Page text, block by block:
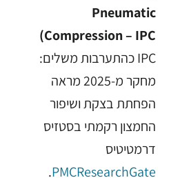
Pneumatic
Compression – IPC)
IPC כהתערבות משלים:
מחקר מ‑2025 מראה
הפחתת בצקת ושיפור
החמצון רקמתי בסטזיס
דרמטיטיס
PMCResearchGate
.